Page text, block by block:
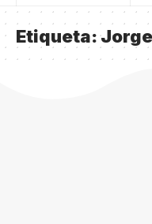
Etiqueta: